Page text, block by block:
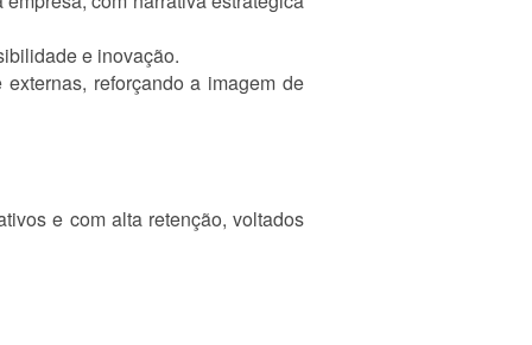
e inovação.
reforçando a imagem de
e com alta retenção, voltados